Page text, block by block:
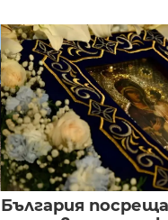
България посреща